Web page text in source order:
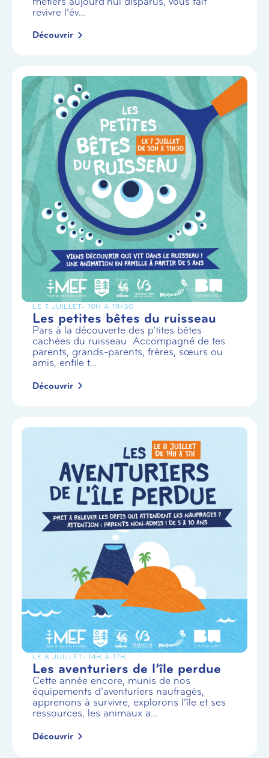
revivre l’év...
Découvrir
LE 7 JUILLET- 10H À 11H30
Les petites bêtes du ruisseau
Pars à la découverte des p’tites bêtes
cachées du ruisseau Accompagné de tes
parents, grands-parents, frères, sœurs ou
amis, enfile t...
Découvrir
LE 8 JUILLET- 14H À 17H
Les aventuriers de l’île perdue
Cette année encore, munis de nos
équipements d’aventuriers naufragés,
apprenons à survivre, explorons l’île et ses
ressources, les animaux a...
Découvrir